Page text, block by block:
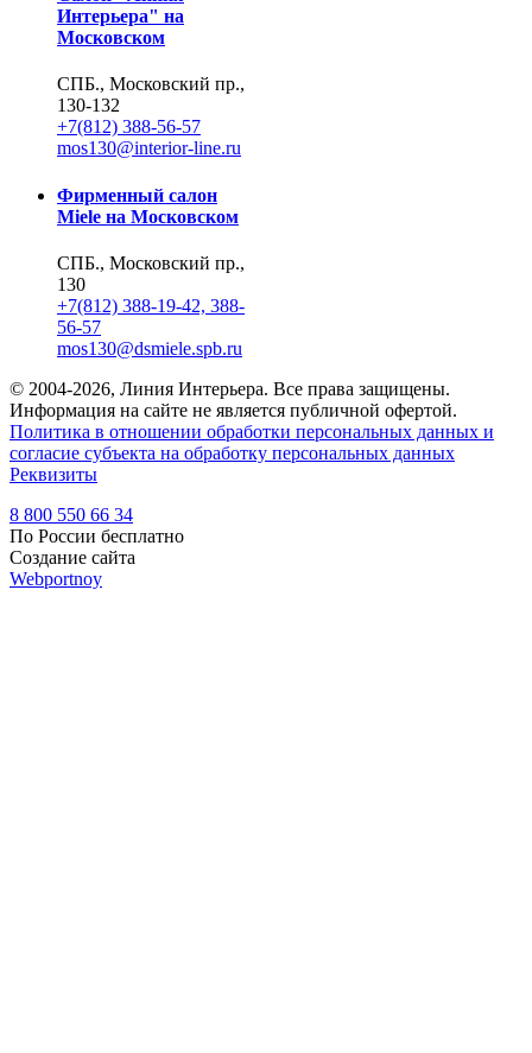
Интерьера" на
Московском
СПБ., Московский пр.,
130-132
+7(812) 388-56-57
mos130@interior-line.ru
Фирменный салон
Miele на Московском
СПБ., Московский пр.,
130
+7(812) 388-19-42, 388-
56-57
mos130@dsmiele.spb.ru
© 2004-2026, Линия Интерьера. Все права защищены.
Информация на сайте не является публичной офертой.
Политика в отношении обработки персональных данных и
согласие субъекта на обработку персональных данных
Реквизиты
8 800 550 66 34
По России бесплатно
Создание сайта
Webportnoy